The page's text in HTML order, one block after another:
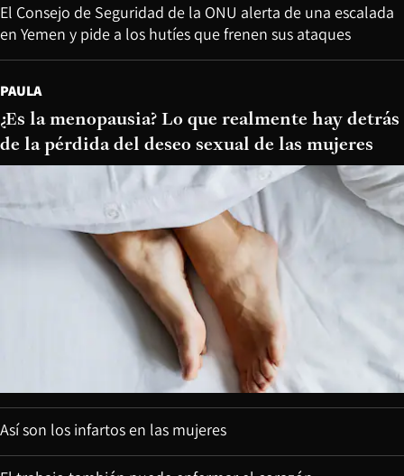
El Consejo de Seguridad de la ONU alerta de una escalada
en Yemen y pide a los hutíes que frenen sus ataques
PAULA
¿Es la menopausia? Lo que realmente hay detrás
de la pérdida del deseo sexual de las mujeres
Así son los infartos en las mujeres